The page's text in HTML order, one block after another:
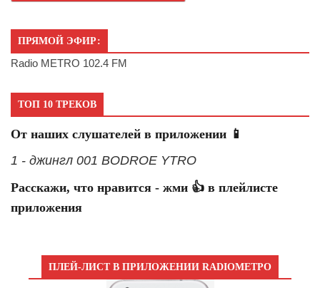
ПРЯМОЙ ЭФИР:
Radio METRO 102.4 FM
ТОП 10 ТРЕКОВ
От наших слушателей в приложении 📱
1 - джингл 001 BODROE YTRO
Расскажи, что нравится - жми 👍 в плейлисте
приложения
ПЛЕЙ-ЛИСТ В ПРИЛОЖЕНИИ RADIOМЕТРО